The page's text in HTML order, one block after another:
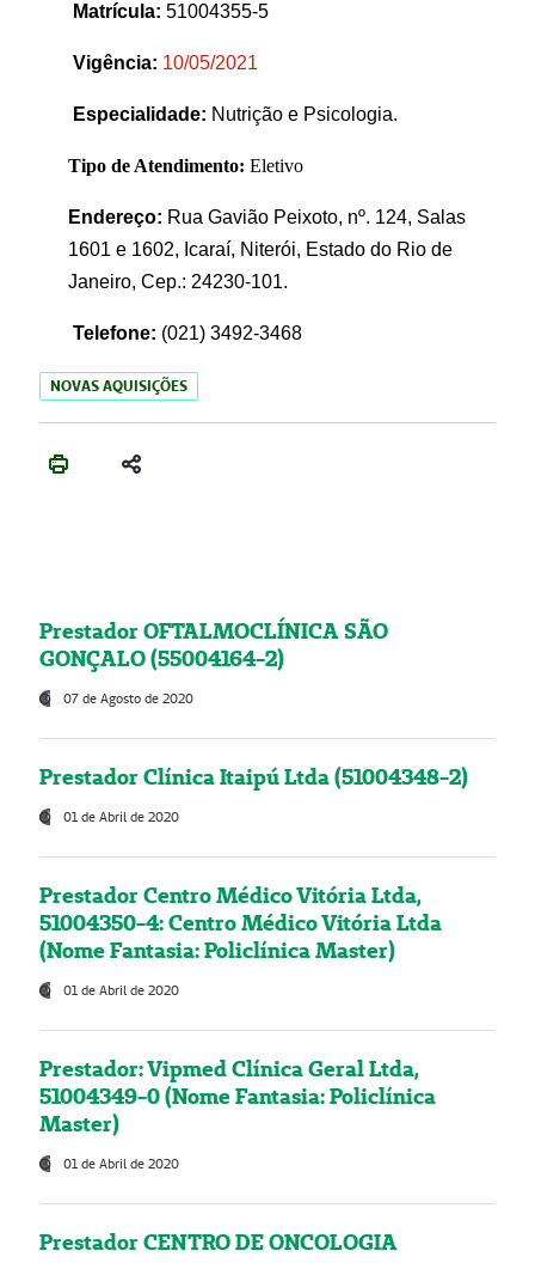
Matrícula: 51004355-5
Vigência: 10/05/2021
Especialidade: Nutrição e Psicologia.
Tipo de Atendimento: Eletivo
Endereço: Rua Gavião Peixoto, nº. 124, Salas
1601 e 1602, Icaraí, Niterói, Estado do Rio de
Janeiro, Cep.: 24230-101.
Telefone: (021) 3492-3468
NOVAS AQUISIÇÕES
Prestador OFTALMOCLÍNICA SÃO
GONÇALO (55004164-2)
07 de Agosto de 2020
Prestador Clínica Itaipú Ltda (51004348-2)
01 de Abril de 2020
Prestador Centro Médico Vitória Ltda,
51004350-4: Centro Médico Vitória Ltda
(Nome Fantasia: Policlínica Master)
01 de Abril de 2020
Prestador: Vipmed Clínica Geral Ltda,
51004349-0 (Nome Fantasia: Policlínica
Master)
01 de Abril de 2020
Prestador CENTRO DE ONCOLOGIA